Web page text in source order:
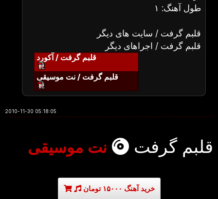
طول آهنگ: ۱
قلبم گرفت / سایت های دیگر
قلبم گرفت / اجراهای دیگر
قلبم گرفت / آکورد
قلبم گرفت / نت موسیقی
2010-11-30 05:18:05
قلبم گرفت نت موسیقی
خرید آهنگ ۱۵۰۰۰ تومان